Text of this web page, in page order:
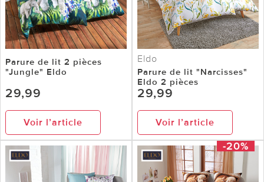
Parure de lit 2 pièces
"Jungle" Eldo
29,99
Voir l’article
Eldo
Parure de lit "Narcisses"
Eldo 2 pièces
29,99
Voir l’article
-20%